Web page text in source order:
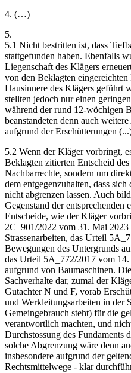
4. (…)
5.
5.1 Nicht bestritten ist, dass
stattgefunden haben. Ebenfalls
Liegenschaft des Klägers
von den Beklagten
Hausinnere des Klägers geführt
stellten jedoch nur einen
während der rund 12-wöchigen
beanstandeten denn auch
aufgrund der Erschütterungen
5.2 Wenn der Kläger vorbringt,
Beklagten zitierten Entscheid
Nachbarrechte, sondern um
dem entgegenzuhalten, dass
nicht abgrenzen lassen. Auch
Gegenstand der entsprechenden
Entscheide, wie der Kläger
2C_901/2022 vom 31. Mai
Strassenarbeiten, das Urteil
Bewegungen des Untergrunds
das Urteil 5A_772/2017 vom
aufgrund von Baumaschinen.
Sachverhalte dar, zumal der
Gutachter N und F, vorab
und Werkleitungsarbeiten in der
Gemeingebrauch steht) für die
verantwortlich machten, und
Durchstossung des Fundaments
solche Abgrenzung wäre denn
insbesondere aufgrund der
Rechtsmittelwege - klar